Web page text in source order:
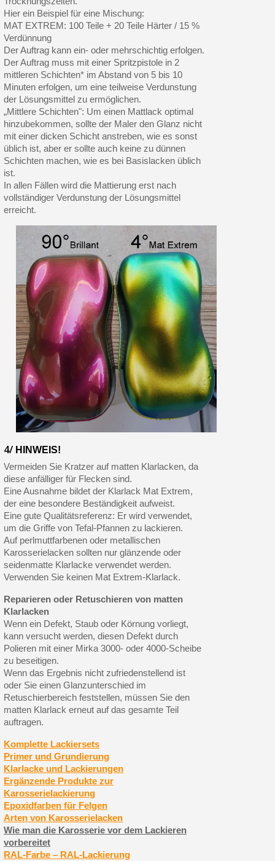
Hier ein Beispiel für eine Mischung:
MAT EXTREM: 100 Teile + 20 Teile Härter / 15 %
Verdünnung
Der Auftrag kann ein- oder mehrschichtig erfolgen.
Der Auftrag muss mit einer Spritzpistole in 2
mittleren Schichten* im Abstand von 5 bis 10
Minuten erfolgen, um eine teilweise Verdunstung
der Lösungsmittel zu ermöglichen.
„Mittlere Schichten": Um einen Mattlack optimal
hinzubekommen, sollte der Maler den Glanz nicht
mit einer dicken Schicht anstreben, wie es sonst
üblich ist, aber er sollte auch keine zu dünnen
Schichten machen, wie es bei Basislacken üblich
ist.
In allen Fällen wird die Mattierung erst nach
vollständiger Verdunstung der Lösungsmittel
erreicht.
4/ HINWEIS!
Vermeiden Sie Kratzer auf matten Klarlacken, da
diese anfälliger für Flecken sind.
Eine Ausnahme bildet der Klarlack Mat Extrem,
der eine besondere Beständigkeit aufweist.
Eine gute Qualitätsreferenz: Er wird verwendet,
um die Griffe von Tefal-Pfannen zu lackieren.
Auf perlmuttfarbenen oder metallischen
Karosserielacken sollten nur glänzende oder
seidenmatte Klarlacke verwendet werden.
Verwenden Sie keinen Mat Extrem-Klarlack.
Reparieren oder Retuschieren von matten
Klarlacken
Wenn ein Defekt, Staub oder Körnung vorliegt,
kann versucht werden, diesen Defekt durch
Polieren mit einer Mirka 3000- oder 4000-Scheibe
zu beseitigen.
Wenn das Ergebnis nicht zufriedenstellend ist
oder Sie einen Glanzunterschied im
Retuschierbereich feststellen, müssen Sie den
matten Klarlack erneut auf das gesamte Teil
auftragen.
Komplette Lackiersets
Primer und Grundierung
Klarlacke und Lackierungen
Ergänzende Produkte zur
Karosserielackierung
Epoxidfarben für Felgen
Arten von Karosserielacken
Wie man die Karosserie vor dem Lackieren
vorbereitet
RAL-Farbe – RAL-Lackierung